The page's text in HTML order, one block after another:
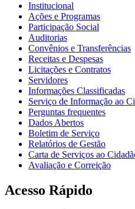
Institucional
Ações e Programas
Participação Social
Auditorias
Convênios e Transferências
Receitas e Despesas
Licitações e Contratos
Servidores
Informações Classificadas
Serviço de Informação ao
Perguntas frequentes
Dados Abertos
Boletim de Serviço
Relatórios de Gestão
Carta de Serviços ao
Avaliação e Correição
Acesso Rápido